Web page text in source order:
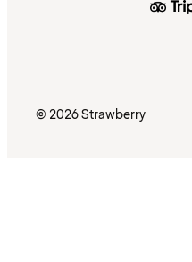
© 2026 Strawberry